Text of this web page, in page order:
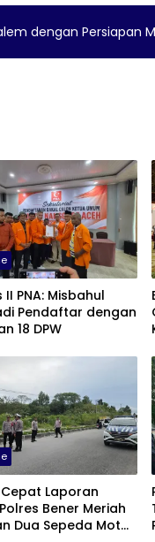
dengan Persiapan
PNA: Misbahul
Pendaftar dengan
18 DPW
Laporan
Bener Meriah
Dua Sepeda Motor